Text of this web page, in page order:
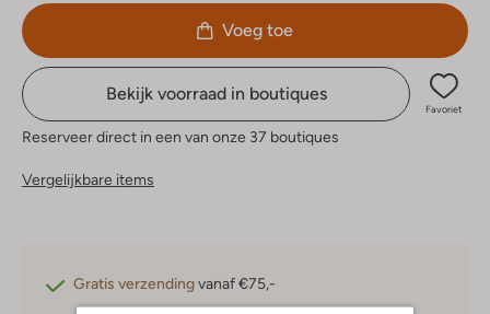
Voeg toe
Bekijk voorraad in boutiques
Favoriet
Reserveer direct in een van onze 37 boutiques
Vergelijkbare items
Gratis verzendingvanaf €75,-